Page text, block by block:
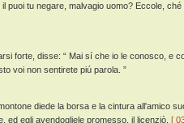
puoi tu negare, malvagio uomo? Eccole,
forte, disse: “ Mai sí che io le conosco, e
voi non sentirete piú parola. ”
diede la borsa e la cintura all'amico
ed egli avendogliele promesso, il licenziò. [